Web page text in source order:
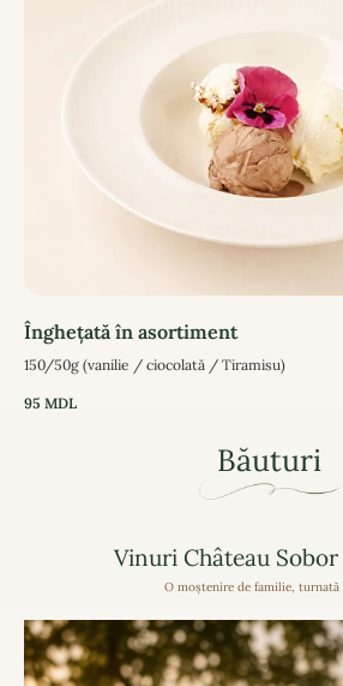
Înghețată în asortiment
150/50g (vanilie / ciocolată / Tiramisu)
95 MDL
Băuturi
Vinuri Château
O moștenire de familie, turnată